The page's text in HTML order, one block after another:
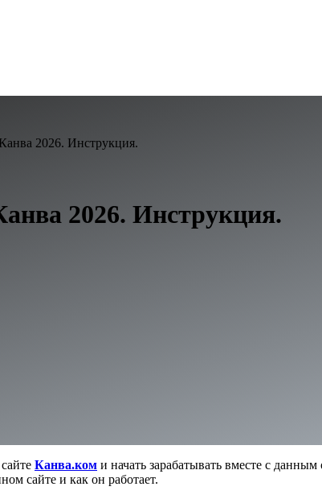
2026. Инструкция.
2026. Инструкция.
Канва.ком и начать зарабатывать вместе с
сайте и как он работает.